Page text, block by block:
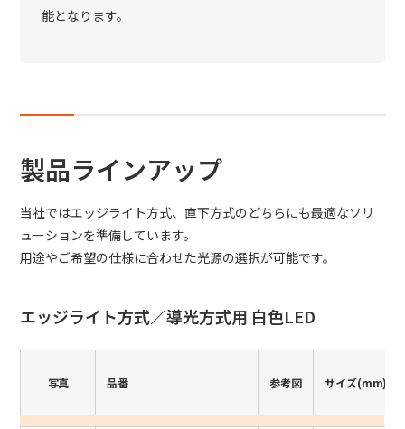
能となります。
製品ラインアップ
当社ではエッジライト方式、直下方式のどちらにも最適なソリ
ューションを準備しています。
用途やご希望の仕様に合わせた光源の選択が可能です。
エッジライト方式／導光方式用 白色LED
写真 品番 参考図 サイズ(mm)